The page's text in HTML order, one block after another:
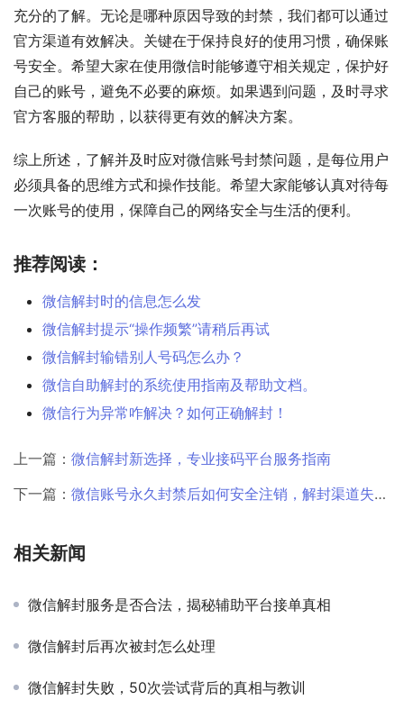
充分的了解。无论是哪种原因导致的封禁，我们都可以通过
官方渠道有效解决。关键在于保持良好的使用习惯，确保账
号安全。希望大家在使用微信时能够遵守相关规定，保护好
自己的账号，避免不必要的麻烦。如果遇到问题，及时寻求
官方客服的帮助，以获得更有效的解决方案。
综上所述，了解并及时应对微信账号封禁问题，是每位用户
必须具备的思维方式和操作技能。希望大家能够认真对待每
一次账号的使用，保障自己的网络安全与生活的便利。
推荐阅读：
微信解封时的信息怎么发
微信解封提示“操作频繁”请稍后再试
微信解封输错别人号码怎么办？
微信自助解封的系统使用指南及帮助文档。
微信行为异常咋解决？如何正确解封！
上一篇： 微信解封新选择，专业接码平台服务指南
下一篇： 微信账号永久封禁后如何安全注销，解封渠道失效应对策略
相关新闻
微信解封服务是否合法，揭秘辅助平台接单真相
微信解封后再次被封怎么处理
微信解封失败，50次尝试背后的真相与教训